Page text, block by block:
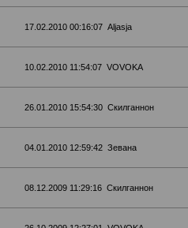
17.02.2010 00:16:07 Aljasja
10.02.2010 11:54:07 VOVOKA
26.01.2010 15:54:30 Скилганнон
04.01.2010 12:59:42 Зевана
08.12.2009 11:29:16 Скилганнон